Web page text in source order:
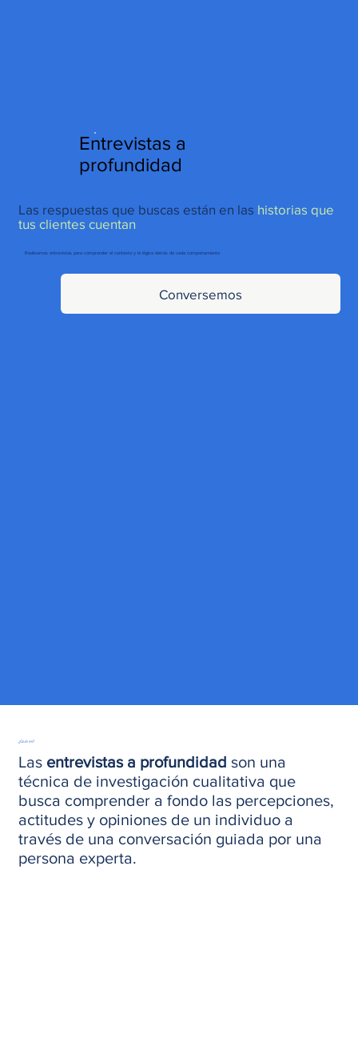
Entrevistas a
profundidad
Las respuestas que buscas están en las historias que
tus clientes cuentan
Realizamos entrevistas para comprender el contexto y la lógica detrás de cada comportamiento
Conversemos
¿Qué es?
Las entrevistas a profundidad son una
técnica de investigación cualitativa que
busca comprender a fondo las percepciones,
actitudes y opiniones de un individuo a
través de una conversación guiada por una
persona experta.